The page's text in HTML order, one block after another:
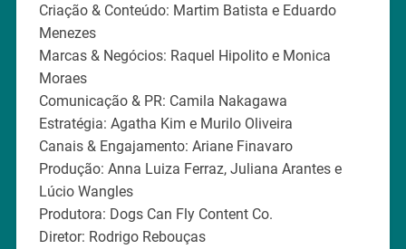
Criação & Conteúdo: Martim Batista e Eduardo
Menezes
Marcas & Negócios: Raquel Hipolito e Monica
Moraes
Comunicação & PR: Camila Nakagawa
Estratégia: Agatha Kim e Murilo Oliveira
Canais & Engajamento: Ariane Finavaro
Produção: Anna Luiza Ferraz, Juliana Arantes e
Lúcio Wangles
Produtora: Dogs Can Fly Content Co.
Diretor: Rodrigo Rebouças